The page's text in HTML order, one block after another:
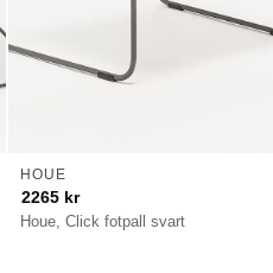
Houe, Click fotpall svart
HOUE
2265 kr